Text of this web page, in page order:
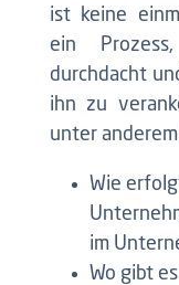
ist keine
ein
durchdacht
ihn zu
unter
Wie
im
Wo gibt